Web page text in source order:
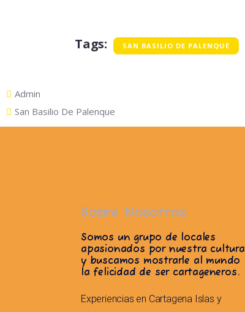
Tags: SAN BASILIO DE PALENQUE
Admin
San Basilio De Palenque
Sobre Nosotros
Somos un grupo de locales
apasionados por nuestra cultura
y buscamos mostrarle al mundo
la felicidad de ser cartageneros.
Experiencias en Cartagena Islas y